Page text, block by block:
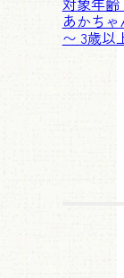
あかちゃ
〜 3歳以